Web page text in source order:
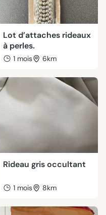
Lot d’attaches rideaux
à perles.
1 mois 6km
Rideau gris occultant
1 mois 8km